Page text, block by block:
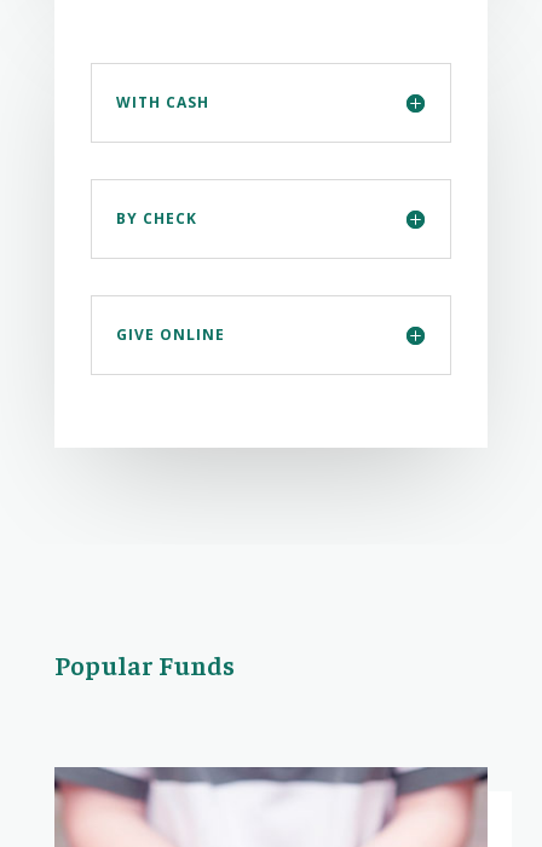
WITH CASH
BY CHECK
GIVE ONLINE
Popular Funds